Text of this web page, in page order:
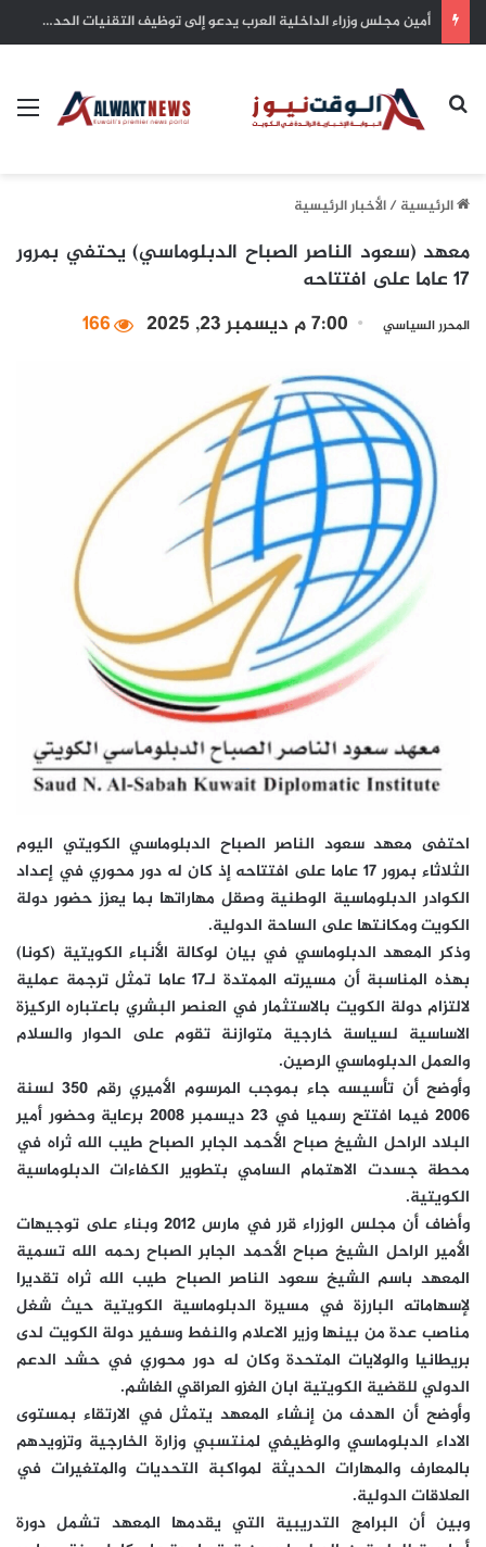
لجنة الشراكة العربية – الإفريقية تبحث في القاهرة تعزيز التعاون والتحضير للقمة بين الجانبين
بحث عن
الرئيسية/الأخبار الرئيسية
معهد (سعود الناصر الصباح الدبلوماسي) يحتفي بمرور
17 عاما على افتتاحه
المحرر السياسي 7:00 م ديسمبر 23, 2025 166
احتفى معهد سعود الناصر الصباح الدبلوماسي الكويتي اليوم
الثلاثاء بمرور 17 عاما على افتتاحه إذ كان له دور محوري في إعداد
الكوادر الدبلوماسية الوطنية وصقل مهاراتها بما يعزز حضور دولة
الكويت ومكانتها على الساحة الدولية.
وذكر المعهد الدبلوماسي في بيان لوكالة الأنباء الكويتية (كونا)
بهذه المناسبة أن مسيرته الممتدة لـ17 عاما تمثل ترجمة عملية
لالتزام دولة الكويت بالاستثمار في العنصر البشري باعتباره الركيزة
الاساسية لسياسة خارجية متوازنة تقوم على الحوار والسلام
والعمل الدبلوماسي الرصين.
وأوضح أن تأسيسه جاء بموجب المرسوم الأميري رقم 350 لسنة
2006 فيما افتتح رسميا في 23 ديسمبر 2008 برعاية وحضور أمير
البلاد الراحل الشيخ صباح الأحمد الجابر الصباح طيب الله ثراه في
محطة جسدت الاهتمام السامي بتطوير الكفاءات الدبلوماسية
الكويتية.
وأضاف أن مجلس الوزراء قرر في مارس 2012 وبناء على توجيهات
الأمير الراحل الشيخ صباح الأحمد الجابر الصباح رحمه الله تسمية
المعهد باسم الشيخ سعود الناصر الصباح طيب الله ثراه تقديرا
لإسهاماته البارزة في مسيرة الدبلوماسية الكويتية حيث شغل
مناصب عدة من بينها وزير الاعلام والنفط وسفير دولة الكويت لدى
بريطانيا والولايات المتحدة وكان له دور محوري في حشد الدعم
الدولي للقضية الكويتية ابان الغزو العراقي الغاشم.
وأوضح أن الهدف من إنشاء المعهد يتمثل في الارتقاء بمستوى
الاداء الدبلوماسي والوظيفي لمنتسبي وزارة الخارجية وتزويدهم
بالمعارف والمهارات الحديثة لمواكبة التحديات والمتغيرات في
العلاقات الدولية.
وبين أن البرامج التدريبية التي يقدمها المعهد تشمل دورة